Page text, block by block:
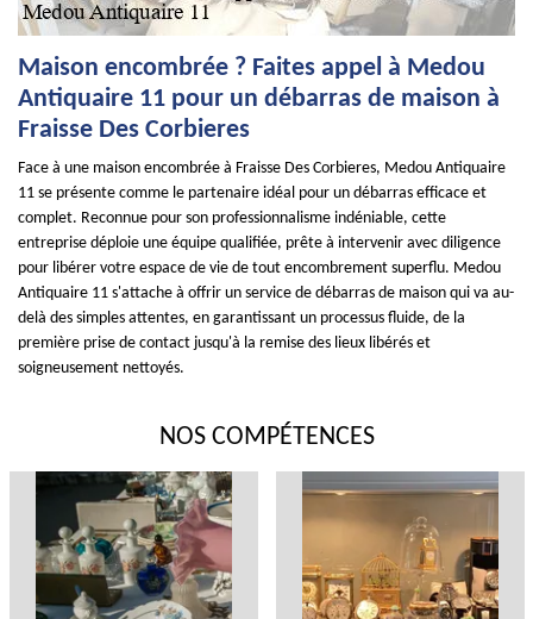
Maison encombrée ? Faites appel à Medou
Antiquaire 11 pour un débarras de maison à
Fraisse Des Corbieres
Face à une maison encombrée à Fraisse Des Corbieres, Medou Antiquaire
11 se présente comme le partenaire idéal pour un débarras efficace et
complet. Reconnue pour son professionnalisme indéniable, cette
entreprise déploie une équipe qualifiée, prête à intervenir avec diligence
pour libérer votre espace de vie de tout encombrement superflu. Medou
Antiquaire 11 s'attache à offrir un service de débarras de maison qui va au-
delà des simples attentes, en garantissant un processus fluide, de la
première prise de contact jusqu'à la remise des lieux libérés et
soigneusement nettoyés.
NOS COMPÉTENCES